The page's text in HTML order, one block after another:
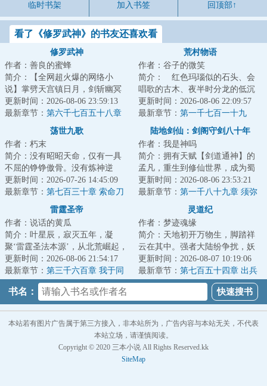
临时书架 加入书签 回顶部↑
看了《修罗武神》的书友还喜欢看
修罗武神
作者：善良的蜜蜂
简介：【全网超火爆的网络小
说】掌劈天宫镇日月，剑斩幽冥
踏九霄，世间凡人万万亿，修罗
成神我最狂！本天...
更新时间：2026-08-06 23:59:13
最新章节： 第六千七百五十八章
这里，到底是何地？
荒村物语
作者：谷子的微笑
简介： 红色玛瑙似的石头、会
唱歌的古木、夜半时分龙的低沉
的吼叫、以及阴森的密林中的鬼
怪……以及他，...
更新时间：2026-08-06 22:09:57
最新章节： 第一千七百一十九
章 如此兜售
荡世九歌
作者：朽末
简介：没有昭昭天命，仅有一具
不屈的铮铮傲骨。没有炼神逆
天，仅有一曲无悔的荡世壮歌。
沧海横流，生灵涂...
更新时间：2026-07-26 14:45:09
最新章节： 第七百三十章 索命刀
陆地剑仙：剑阁守剑八十年
作者：我是神吗
简介：拥有天赋【剑道通神】的
孟凡，重生到修仙世界，成为蜀
山剑派的剑阁守剑人。触摸到“七
星剑”，获得...
更新时间：2026-08-06 23:53:21
最新章节： 第一千八十九章 须弥
雷霆圣帝
作者：说话的黄瓜
简介：叶星辰，寂灭五年，凝
聚‘雷霆圣法本源’，从北荒崛起，
探寻身世谜，沐浴天骄血，夺诸
天造化，斩因...
更新时间：2026-08-06 21:54:17
最新章节： 第三千六百章 我于同
代全无敌！
灵道纪
作者：梦迹魂缘
简介：天地初开万物生，脚踏祥
云在其中。强者大陆纷争扰，妖
魔鬼神比神通。血染三界争第
一，隐世仙人悲众...
更新时间：2026-08-07 10:19:06
最新章节： 第七百五十四章 出兵
联北
书名：
本站若有图片广告属于第三方接入，非本站所为，广告内容与本站无关，不代表
本站立场，请谨慎阅读。
Copyright © 2020 三本小说 All Rights Reserved.kk
SiteMap